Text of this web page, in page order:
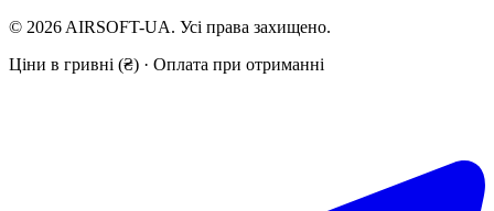
© 2026 AIRSOFT-UA. Усі права захищено.
Ціни в гривні (₴) · Оплата при отриманні